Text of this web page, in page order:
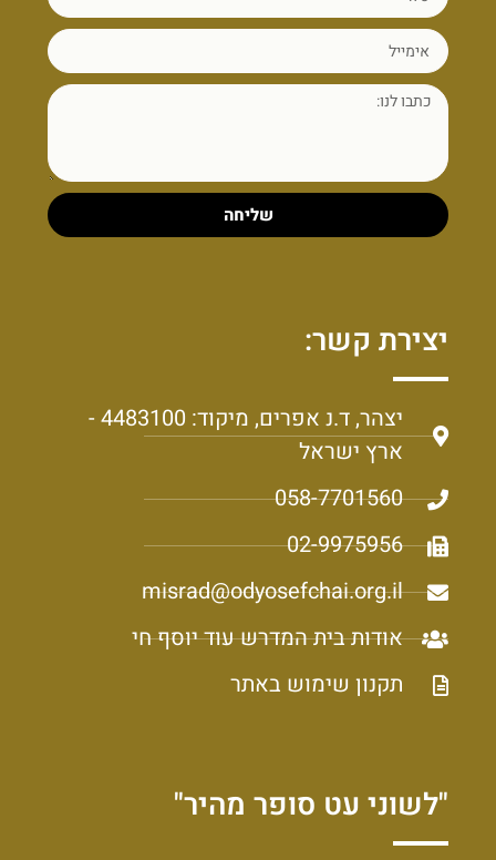
שליחה
יצירת קשר:
יצהר, ד.נ אפרים, מיקוד: 4483100 -
ארץ ישראל
058-7701560
02-9975956
misrad@odyosefchai.org.il
אודות בית המדרש עוד יוסף חי
תקנון שימוש באתר
"לשוני עט סופר מהיר"